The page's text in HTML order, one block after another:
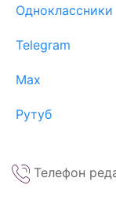
Одноклассники
Telegram
Max
Рутуб
Телефон